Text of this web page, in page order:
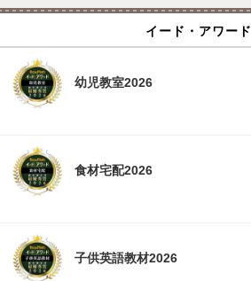
イード・アワード
幼児教室2026
食材宅配2026
子供英語教材2026